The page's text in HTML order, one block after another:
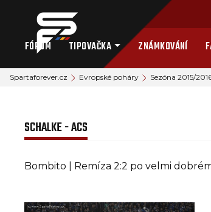
FÓRUM TIPOVAČKA ZNÁMKOVÁNÍ
Spartaforever.cz Evropské poháry Sezóna 2015/
SCHALKE - ACS
Bombito | Remíza 2:2 po velmi